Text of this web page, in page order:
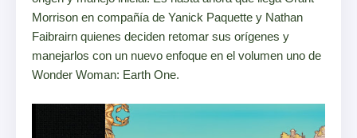
Morrison en compañía de Yanick Paquette y Nathan
Faibrairn quienes deciden retomar sus orígenes y
manejarlos con un nuevo enfoque en el volumen uno de
Wonder Woman: Earth One.